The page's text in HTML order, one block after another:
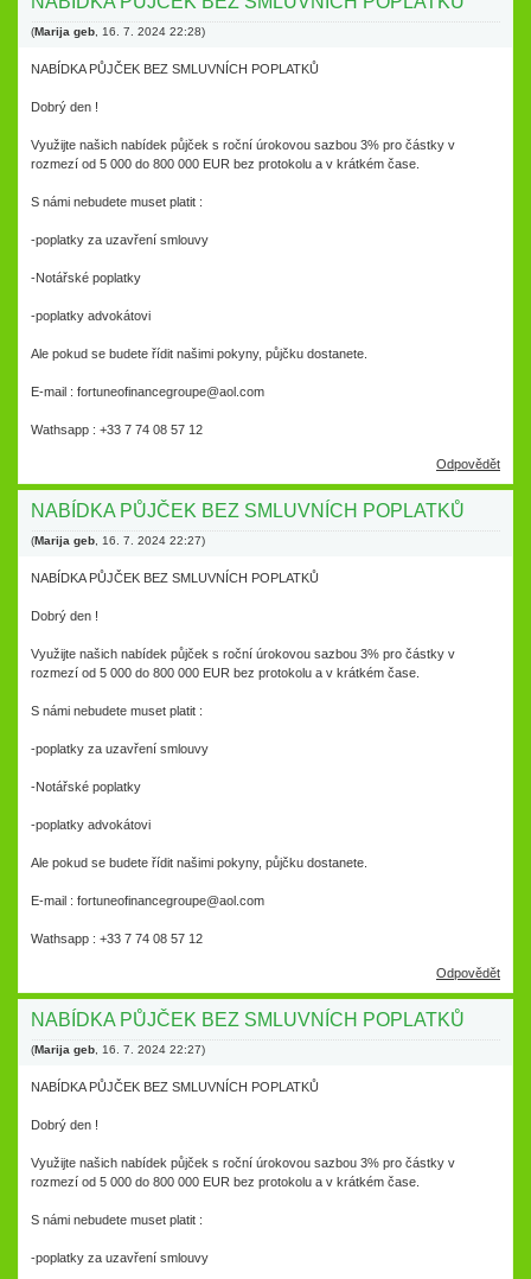
(Marija geb 16. 7. 2024 22:28)
NABÍDKA PŮJČEK BEZ SMLUVNÍCH POPLATKŮ
Dobrý den !
Využijte našich nabídek půjček s roční úrokovou sazbou 3% pro částky v
rozmezí od 5 000 do 800 000 EUR bez protokolu a v krátkém čase.
S námi nebudete muset platit :
-poplatky za uzavření smlouvy
-Notářské poplatky
-poplatky advokátovi
Ale pokud se budete řídit našimi pokyny, půjčku dostanete.
E-mail : fortuneofinancegroupe@aol.com
Wathsapp : +33 7 74 08 57 12
Odpovědět
NABÍDKA PŮJČEK BEZ SMLUVNÍCH POPLATKŮ
(Marija geb 16. 7. 2024 22:27)
NABÍDKA PŮJČEK BEZ SMLUVNÍCH POPLATKŮ
Dobrý den !
Využijte našich nabídek půjček s roční úrokovou sazbou 3% pro částky v
rozmezí od 5 000 do 800 000 EUR bez protokolu a v krátkém čase.
S námi nebudete muset platit :
-poplatky za uzavření smlouvy
-Notářské poplatky
-poplatky advokátovi
Ale pokud se budete řídit našimi pokyny, půjčku dostanete.
E-mail : fortuneofinancegroupe@aol.com
Wathsapp : +33 7 74 08 57 12
Odpovědět
NABÍDKA PŮJČEK BEZ SMLUVNÍCH POPLATKŮ
(Marija geb 16. 7. 2024 22:27)
NABÍDKA PŮJČEK BEZ SMLUVNÍCH POPLATKŮ
Dobrý den !
Využijte našich nabídek půjček s roční úrokovou sazbou 3% pro částky v
rozmezí od 5 000 do 800 000 EUR bez protokolu a v krátkém čase.
S námi nebudete muset platit :
-poplatky za uzavření smlouvy